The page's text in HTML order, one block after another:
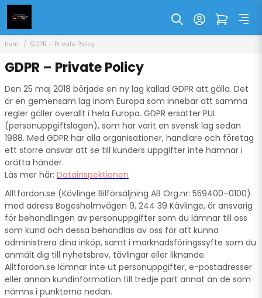
Hem GDPR – Private Policy
GDPR – Private Policy
Den 25 maj 2018 började en ny lag kallad GDPR att gälla. Det
är en gemensam lag inom Europa som innebär att samma
regler gäller överallt i hela Europa. GDPR ersätter PUL
(personuppgiftslagen), som har varit en svensk lag sedan
1988. Med GDPR har alla organisationer, handlare och företag
ett större ansvar att se till kunders uppgifter inte hamnar i
orätta händer.
Läs mer här: Datainspektionen
Alltfordon.se (Kävlinge Bilförsäljning AB Org.nr: 559400–0100)
med adress Bogesholmvägen 9, 244 39 Kävlinge, är ansvarig
för behandlingen av personuppgifter som du lämnar till oss
som kund och dessa behandlas av oss för att kunna
administrera dina inköp, samt i marknadsföringssyfte som du
anmält dig till nyhetsbrev, tävlingar eller liknande.
Alltfordon.se lämnar inte ut personuppgifter, e-postadresser
eller annan kundinformation till tredje part annat än de som
nämns i punkterna nedan.